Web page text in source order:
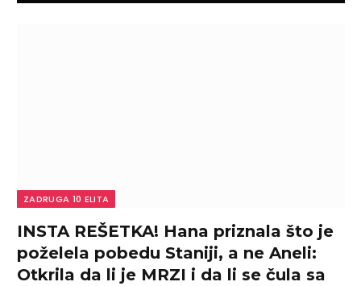
ZADRUGA 10 ELITA
INSTA REŠETKA! Hana priznala što je
poželela pobedu Staniji, a ne Aneli:
Otkrila da li je MRZI i da li se čula sa